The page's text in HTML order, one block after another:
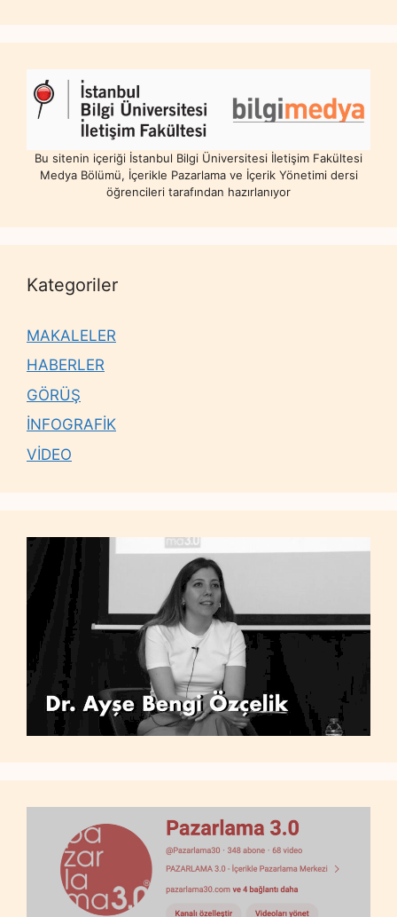
Bu sitenin içeriği İstanbul Bilgi Üniversitesi İletişim Fakültesi
Medya Bölümü, İçerikle Pazarlama ve İçerik Yönetimi dersi
öğrencileri tarafından hazırlanıyor
Kategoriler
MAKALELER
HABERLER
GÖRÜŞ
İNFOGRAFİK
VİDEO